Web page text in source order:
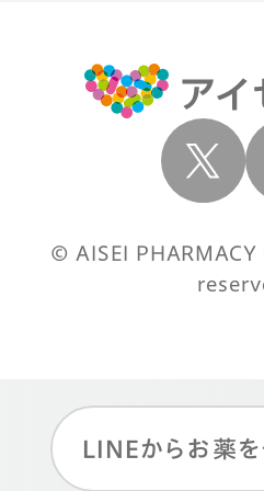
LINEからお薬
© AISEI